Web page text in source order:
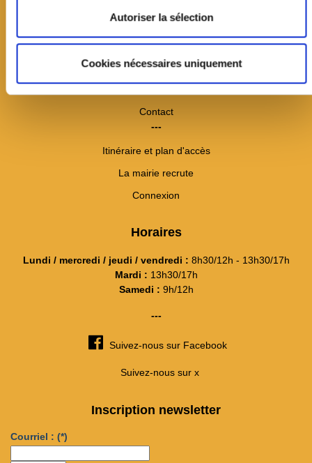
Autoriser la sélection
Cookies nécessaires uniquement
Mairie de Jouy-en-Josas
19 avenue Jean Jaurès
78354 Jouy-en-Josas cedex
01 39 20 11 11
Contact
---
Itinéraire et plan d'accès
La mairie recrute
Connexion
Horaires
Lundi / mercredi / jeudi / vendredi : 8h30/12h - 13h30/17h
Mardi : 13h30/17h
Samedi : 9h/12h
---
Suivez-nous sur Facebook
Suivez-nous sur x
Inscription newsletter
Courriel : (*)